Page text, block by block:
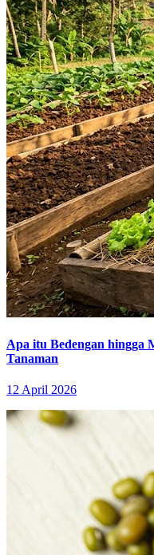
Apa itu Bedengan hingga
Tanaman
12 April 2026